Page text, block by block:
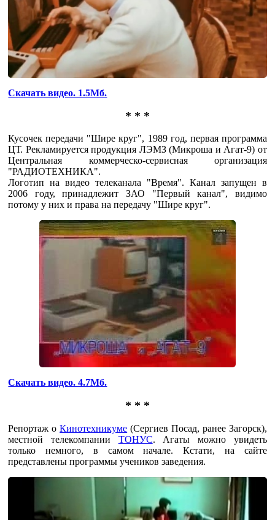
Скачать видео. 1.5Мб.
* * *
Кусочек передачи "Шире круг", 1989 год, первая программа
ЦТ. Рекламируется продукция ЛЭМЗ (Микроша и Агат-9) от
Центральная коммерческо-сервисная организация
"РАДИОТЕХНИКА".
Логотип на видео телеканала "Время". Канал запущен в
2006 году, принадлежит ЗАО "Первый канал", видимо
потому у них и права на передачу "Шире круг".
Скачать видео. 4.7Мб.
* * *
Репортаж оКинотехникуме (Сергиев Посад, ранее Загорск),
местной телекомпании ТОНУС. Агаты можно увидеть
только немного, в самом начале. Кстати, на сайте
представлены программы учеников заведения.